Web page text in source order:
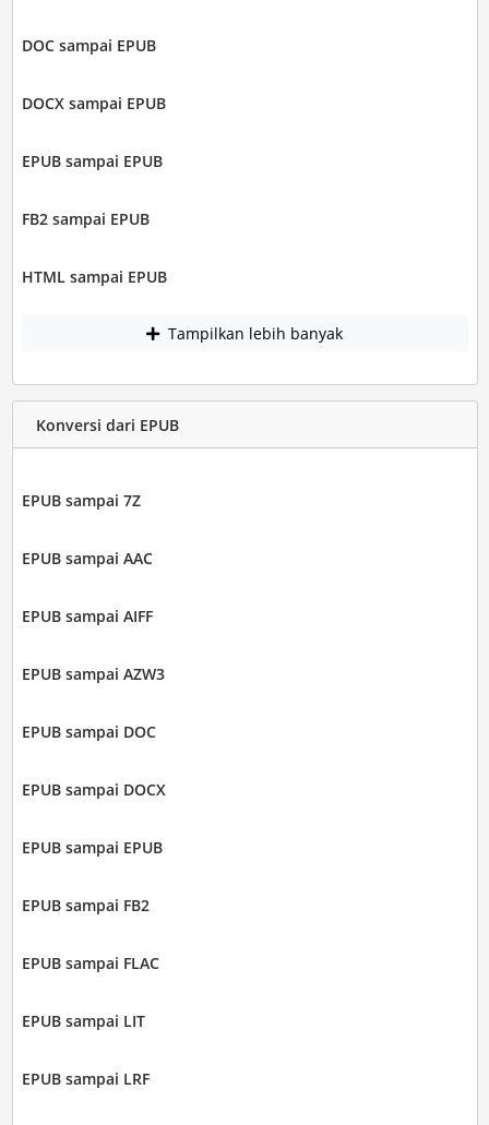
DOC sampai EPUB
DOCX sampai EPUB
EPUB sampai EPUB
FB2 sampai EPUB
HTML sampai EPUB
Tampilkan lebih banyak
Konversi dari EPUB
EPUB sampai 7Z
EPUB sampai AAC
EPUB sampai AIFF
EPUB sampai AZW3
EPUB sampai DOC
EPUB sampai DOCX
EPUB sampai EPUB
EPUB sampai FB2
EPUB sampai FLAC
EPUB sampai LIT
EPUB sampai LRF